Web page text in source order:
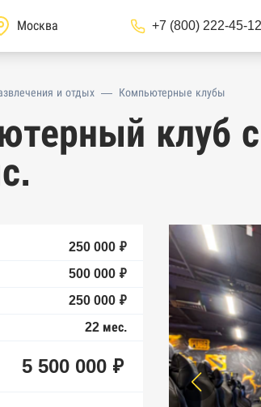
+7 (800) 222-45-12
и отдых — Компьютерные клубы
клуб
250 000 ₽
500 000 ₽
250 000 ₽
22 мес.
5 500 000 ₽